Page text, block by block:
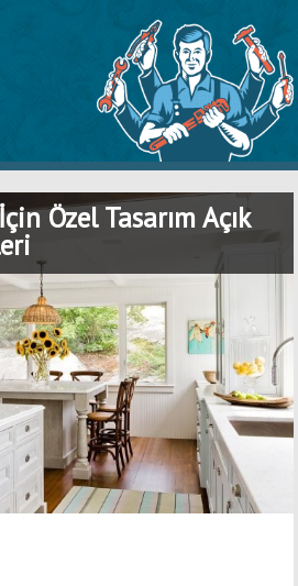
Özel Tasarım Açık